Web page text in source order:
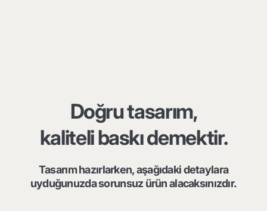
Doğru tasarım,
kaliteli baskı demektir.
Tasarım hazırlarken, aşağıdaki detaylara
uyduğunuzda sorunsuz ürün alacaksınızdır.